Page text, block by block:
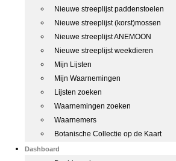
Nieuwe streeplijst paddenstoelen
Nieuwe streeplijst (korst)mossen
Nieuwe streeplijst ANEMOON
Nieuwe streeplijst weekdieren
Mijn Lijsten
Mijn Waarnemingen
Lijsten zoeken
Waarnemingen zoeken
Waarnemers
Botanische Collectie op de Kaart
Dashboard